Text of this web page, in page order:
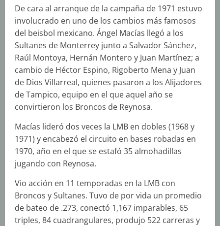
De cara al arranque de la campaña de 1971 estuvo
involucrado en uno de los cambios más famosos
del beisbol mexicano. Ángel Macías llegó a los
Sultanes de Monterrey junto a Salvador Sánchez,
Raúl Montoya, Hernán Montero y Juan Martínez; a
cambio de Héctor Espino, Rigoberto Mena y Juan
de Dios Villarreal, quienes pasaron a los Alijadores
de Tampico, equipo en el que aquel año se
convirtieron los Broncos de Reynosa.
Macías lideró dos veces la LMB en dobles (1968 y
1971) y encabezó el circuito en bases robadas en
1970, año en el que se estafó 35 almohadillas
jugando con Reynosa.
Vio acción en 11 temporadas en la LMB con
Broncos y Sultanes. Tuvo de por vida un promedio
de bateo de .273, conectó 1,167 imparables, 65
triples, 84 cuadrangulares, produjo 522 carreras y